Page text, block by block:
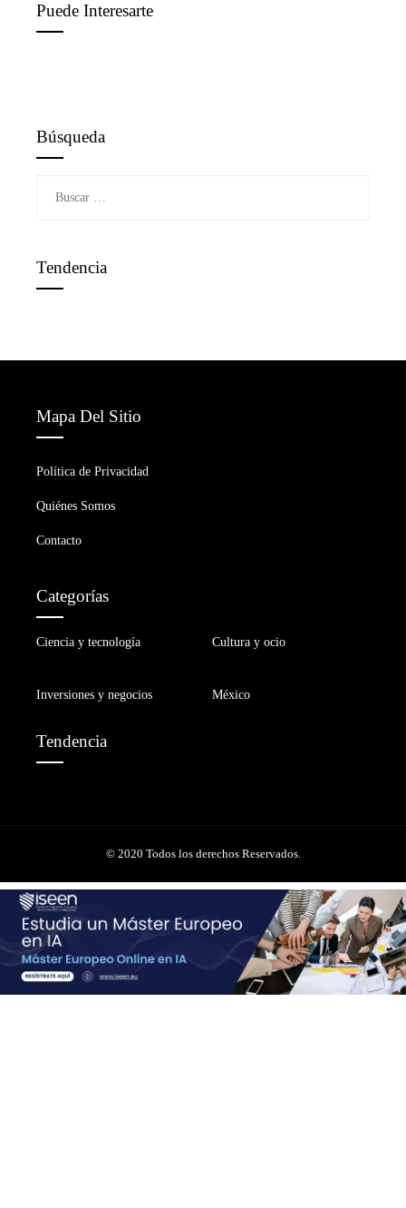
Puede Interesarte
Búsqueda
Tendencia
Mapa Del Sitio
Política de Privacidad
Quiénes Somos
Contacto
Categorías
Ciencia y tecnología Cultura y ocio
Inversiones y negocios México
Tendencia
© 2020 Todos los derechos Reservados.